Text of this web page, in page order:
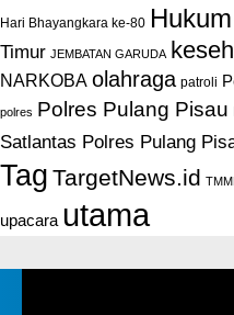
Hari Bhayangkara ke-80 Hukum
Timur JEMBATAN GARUDA
NARKOBA olahraga patroli
polres Polres Pulang Pisau
Satlantas Polres Pulang
Tag TargetNews.id
upacara utama